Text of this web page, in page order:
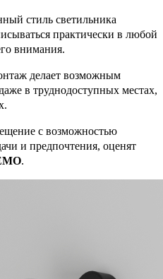
стиль светильника
практически в любой
внимания.
делает возможным
в труднодоступных местах,
с возможностью
и предпочтения, оценят
.